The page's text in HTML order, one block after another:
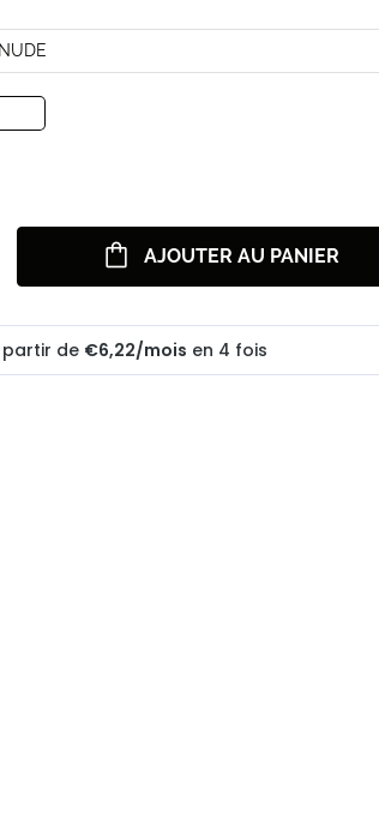
AJOUTER AU PANIER